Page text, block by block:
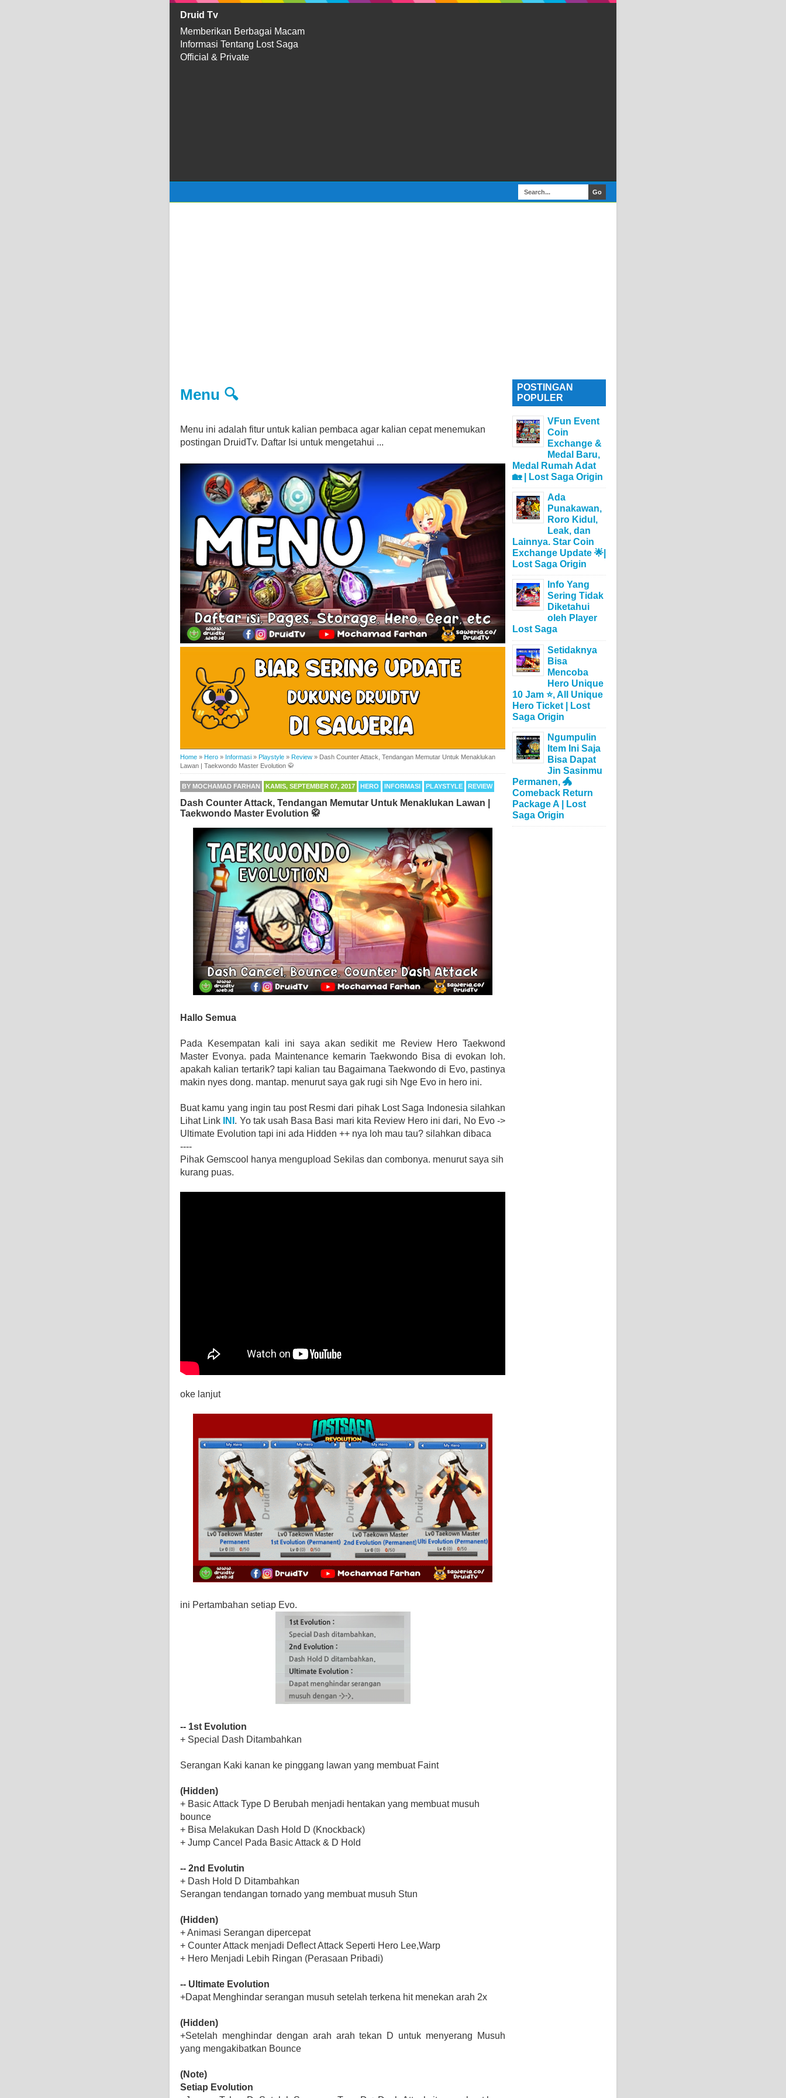
Druid Tv
Memberikan Berbagai Macam
Informasi Tentang Lost Saga
Official & Private
Menu 🔍
Menu ini adalah fitur untuk kalian pembaca agar kalian cepat menemukan
postingan DruidTv. Daftar Isi untuk mengetahui ...
Home » Hero » Informasi » Playstyle » Review » Dash Counter Attack, Tendangan Memutar Untuk Menaklukan
Lawan | Taekwondo Master Evolution 🥋
BY MOCHAMAD FARHAN KAMIS, SEPTEMBER 07, 2017 HERO INFORMASI PLAYSTYLE REVIEW
Dash Counter Attack, Tendangan Memutar Untuk Menaklukan Lawan |
Taekwondo Master Evolution 🥋
Hallo Semua
Pada Kesempatan kali ini saya akan sedikit me Review Hero Taekwond
Master Evonya. pada Maintenance kemarin Taekwondo Bisa di evokan loh.
apakah kalian tertarik? tapi kalian tau Bagaimana Taekwondo di Evo, pastinya
makin nyes dong. mantap. menurut saya gak rugi sih Nge Evo in hero ini.
Buat kamu yang ingin tau post Resmi dari pihak Lost Saga Indonesia silahkan
Lihat Link
INI . Yo tak usah Basa Basi mari kita Review Hero ini dari, No Evo ->
Ultimate Evolution tapi ini ada Hidden ++ nya loh mau tau? silahkan dibaca
----
Pihak Gemscool hanya mengupload Sekilas dan combonya. menurut saya sih
kurang puas.
oke lanjut
ini Pertambahan setiap Evo.
-- 1st Evolution
+ Special Dash Ditambahkan
Serangan Kaki kanan ke pinggang lawan yang membuat Faint
(Hidden)
+ Basic Attack Type D Berubah menjadi hentakan yang membuat musuh
bounce
+ Bisa Melakukan Dash Hold D (Knockback)
+ Jump Cancel Pada Basic Attack & D Hold
-- 2nd Evolutin
+ Dash Hold D Ditambahkan
Serangan tendangan tornado yang membuat musuh Stun
(Hidden)
+ Animasi Serangan dipercepat
+ Counter Attack menjadi Deflect Attack Seperti Hero Lee,Warp
+ Hero Menjadi Lebih Ringan (Perasaan Pribadi)
-- Ultimate Evolution
+Dapat Menghindar serangan musuh setelah terkena hit menekan arah 2x
(Hidden)
+Setelah menghindar dengan arah arah tekan D untuk menyerang Musuh
yang mengakibatkan Bounce
(Note)
Setiap Evolution
POSTINGAN
POPULER
VFun Event
Coin
Exchange &
Medal Baru,
Medal Rumah Adat
🏡 | Lost Saga Origin
Ada
Punakawan,
Roro Kidul,
Leak, dan
Lainnya. Star Coin
Exchange Update 🌟|
Lost Saga Origin
Info Yang
Sering Tidak
Diketahui
oleh Player
Lost Saga
Setidaknya
Bisa
Mencoba
Hero Unique
10 Jam ⭐, All Unique
Hero Ticket | Lost
Saga Origin
Ngumpulin
Item Ini Saja
Bisa Dapat
Jin Sasinmu
Permanen, 🐲
Comeback Return
Package A | Lost
Saga Origin